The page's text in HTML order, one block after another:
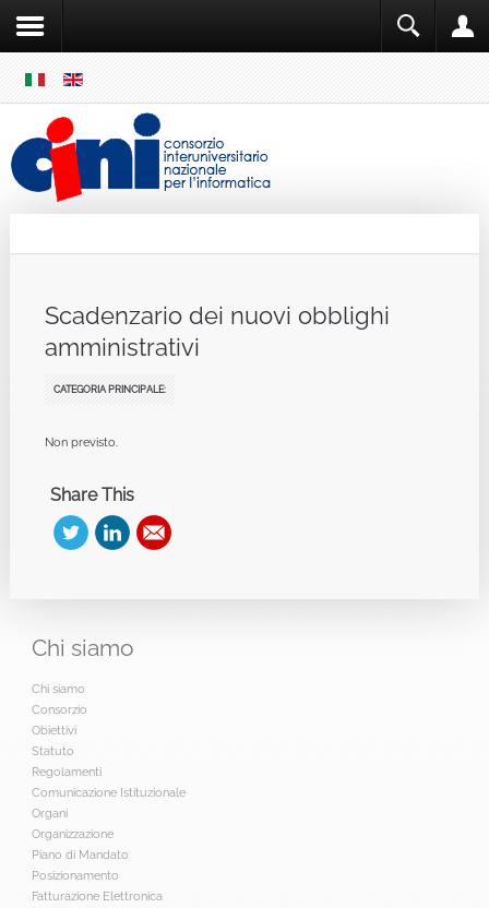
MENU
Scadenzario dei nuovi obblighi
amministrativi
CATEGORIA PRINCIPALE:
Non previsto.
Share This
Chi siamo
Chi siamo
Consorzio
Obiettivi
Statuto
Regolamenti
Comunicazione Istituzionale
Organi
Organizzazione
Piano di Mandato
Posizionamento
Fatturazione Elettronica